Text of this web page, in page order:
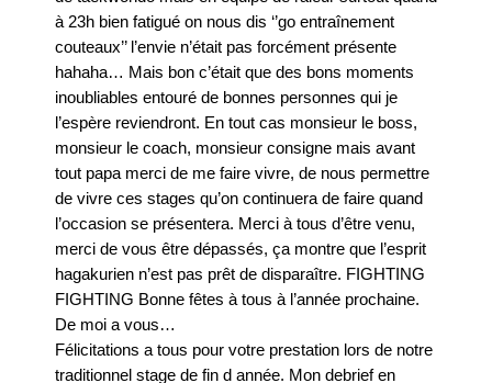
à 23h bien fatigué on nous dis ‘’go entraînement
couteaux’’ l’envie n’était pas forcément présente
hahaha… Mais bon c’était que des bons moments
inoubliables entouré de bonnes personnes qui je
l’espère reviendront. En tout cas monsieur le boss,
monsieur le coach, monsieur consigne mais avant
tout papa merci de me faire vivre, de nous permettre
de vivre ces stages qu’on continuera de faire quand
l’occasion se présentera. Merci à tous d’être venu,
merci de vous être dépassés, ça montre que l’esprit
hagakurien n’est pas prêt de disparaître. FIGHTING
FIGHTING Bonne fêtes à tous à l’année prochaine.
De moi a vous…
Félicitations a tous pour votre prestation lors de notre
traditionnel stage de fin d année. Mon debrief en